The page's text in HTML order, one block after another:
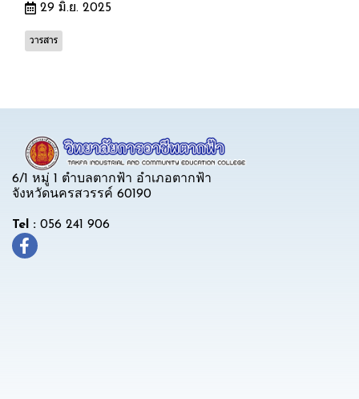
29 มิ.ย. 2025
วารสาร
6/1 หมู่ 1 ตำบลตากฟ้า อำเภอตากฟ้า
จังหวัดนครสวรรค์ 60190
Tel : 056 241 906